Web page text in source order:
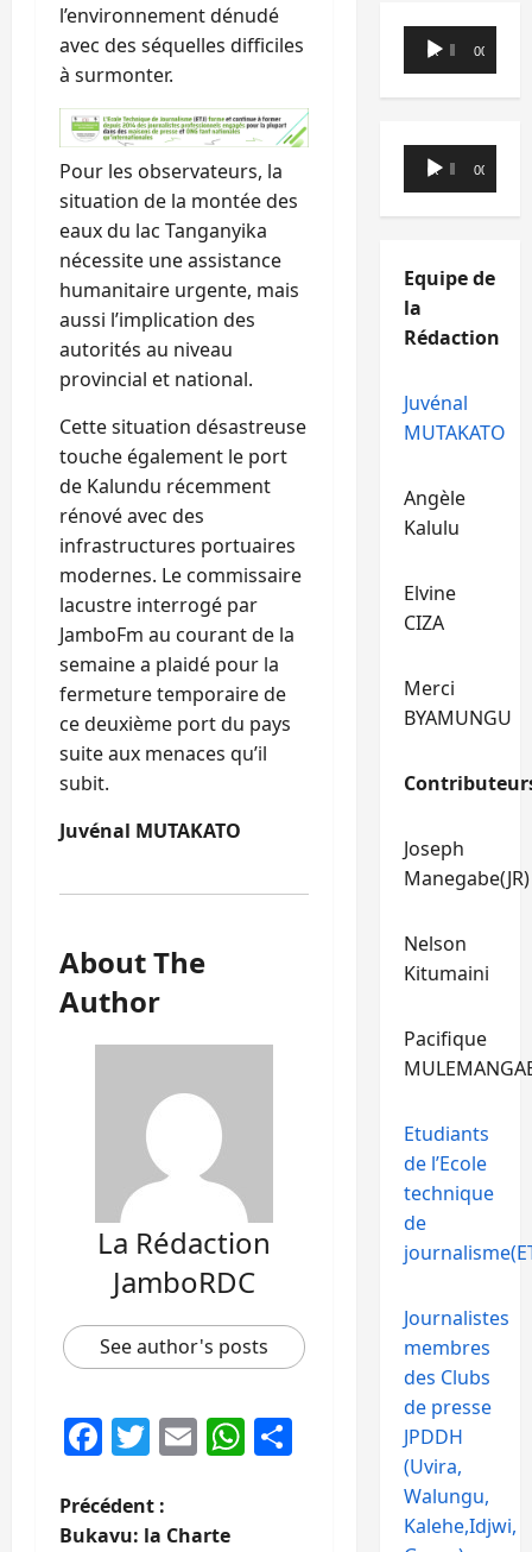
l’environnement dénudé
avec des séquelles difficiles
à surmonter.
Pour les observateurs, la
situation de la montée des
eaux du lac Tanganyika
nécessite une assistance
humanitaire urgente, mais
aussi l’implication des
autorités au niveau
provincial et national.
Cette situation désastreuse
touche également le port
de Kalundu récemment
rénové avec des
infrastructures portuaires
modernes. Le commissaire
lacustre interrogé par
JamboFm au courant de la
semaine a plaidé pour la
fermeture temporaire de
ce deuxième port du pays
suite aux menaces qu’il
subit.
Juvénal MUTAKATO
About The
Author
La Rédaction
JamboRDC
See author's posts
Facebook
Twitter
EmailWhatsApp
Partager
N
Précédent :
Bukavu: la Charte
Lecteur
audio
00:00 00:00
Lecteur
audio
00:00 00:00
Equipe de
la
Rédaction
Juvénal
MUTAKATO
Angèle
Kalulu
Elvine
CIZA
Merci
BYAMUNGU
Joseph
Manegabe(JR)
Nelson
Kitumaini
Pacifique
Etudiants
de l’Ecole
technique
de
Journalistes
membres
des Clubs
de presse
JPDDH
(Uvira,
Walungu,
Kalehe,Idjwi,